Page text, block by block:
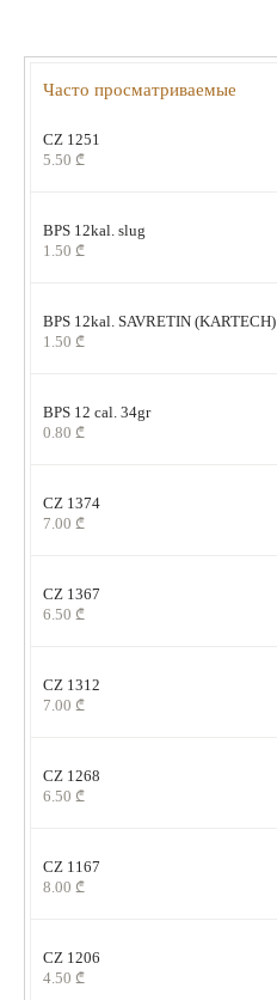
Часто просматриваемые
CZ 1251
5.50 ₾
BPS 12kal. slug
1.50 ₾
BPS 12kal. SAVRETIN (KARTECH)
1.50 ₾
BPS 12 cal. 34gr
0.80 ₾
CZ 1374
7.00 ₾
CZ 1367
6.50 ₾
CZ 1312
7.00 ₾
CZ 1268
6.50 ₾
CZ 1167
8.00 ₾
CZ 1206
4.50 ₾